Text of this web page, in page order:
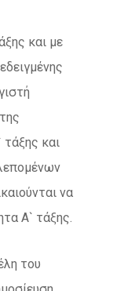
και με
και
να
Α` τάξης.
του